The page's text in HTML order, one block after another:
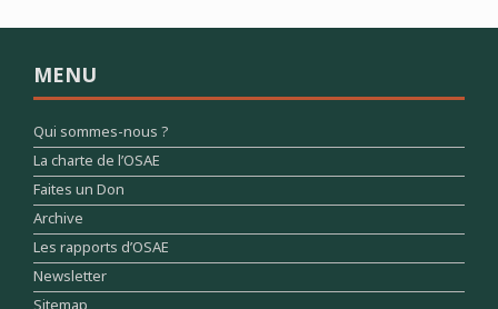
MENU
Qui sommes-nous ?
La charte de l’OSAE
Faites un Don
Archive
Les rapports d’OSAE
Newsletter